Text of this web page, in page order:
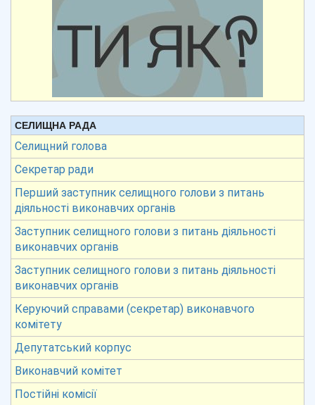
СЕЛИЩНА РАДА
Селищний голова
Секретар ради
Перший заступник селищного голови з питань
діяльності виконавчих органів
Заступник селищного голови з питань діяльності
виконавчих органів
Заступник селищного голови з питань діяльності
виконавчих органів
Керуючий справами (секретар) виконавчого
комітету
Депутатський корпус
Виконавчий комітет
Постійні комісії